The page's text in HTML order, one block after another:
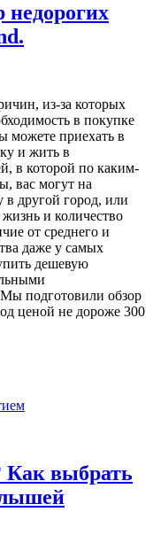
недорогих
из-за которых
в покупке
можете приехать в
и жить в
в которой по каким-
вас могут на
в другой город, или
и количество
от среднего и
даже у самых
дешевую
Мы подготовили обзор
ценой не дороже 300
Как выбрать